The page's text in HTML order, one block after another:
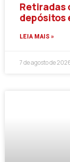
Retiradas
depósitos
LEIA MAIS »
7 de agosto de